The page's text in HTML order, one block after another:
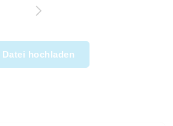
Datei hochladen